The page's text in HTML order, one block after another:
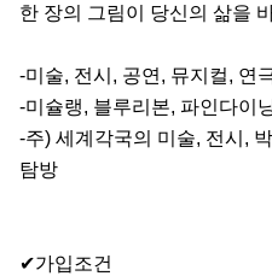
한 장의 그림이 당신의 삶을
-미술, 전시, 공연, 뮤지컬, 연
-미슐랭, 블루리본, 파인다이
-주) 세계각국의 미술, 전시,
탐방
✔가입조건